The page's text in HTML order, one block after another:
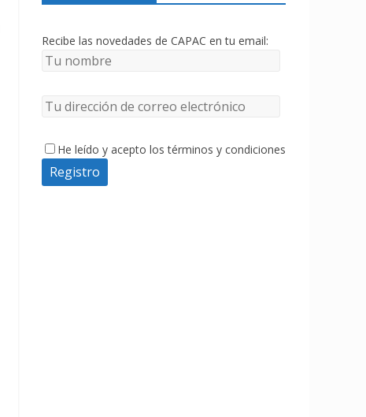
Recibe las novedades de CAPAC en tu email:
He leído y acepto los términos y condiciones